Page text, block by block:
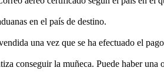
en el país de destino.
una vez que se ha efectuado el
conseguir la muñeca. Puede haber